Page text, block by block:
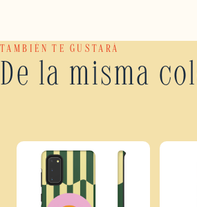
TAMBIÉN TE GUSTARÁ
De la misma